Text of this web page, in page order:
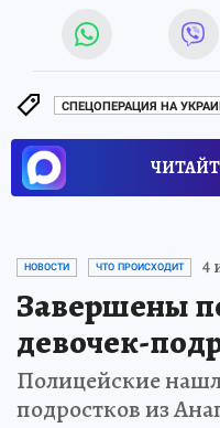
СПЕЦОПЕРАЦИЯ НА
НОВОСТИ ЧТО ПРОИСХОДИТ 4
Завершены
девочек-
Полицейские
подростков из